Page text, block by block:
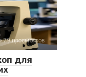
79 просмотров
для